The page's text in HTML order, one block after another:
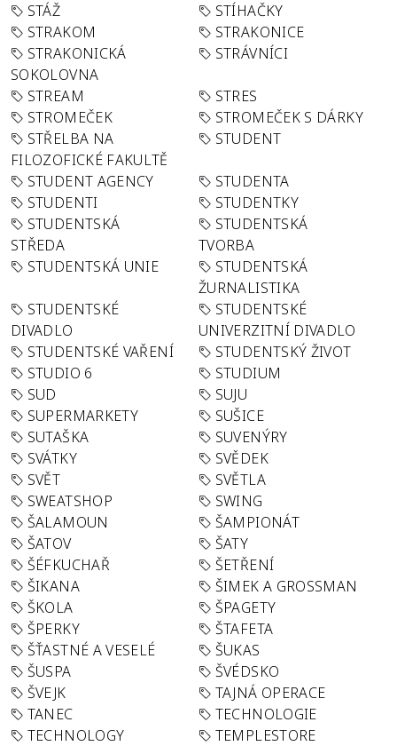
STÁŽ
STÍHAČKY
STRAKOM
STRAKONICE
STRAKONICKÁ
SOKOLOVNA
STRÁVNÍCI
STREAM
STRES
STROMEČEK
STROMEČEK S DÁRKY
STŘELBA NA
FILOZOFICKÉ FAKULTĚ
STUDENT
STUDENT AGENCY
STUDENTA
STUDENTI
STUDENTKY
STUDENTSKÁ
STŘEDA
STUDENTSKÁ
TVORBA
STUDENTSKÁ UNIE
STUDENTSKÁ
ŽURNALISTIKA
STUDENTSKÉ
DIVADLO
STUDENTSKÉ
UNIVERZITNÍ DIVADLO
STUDENTSKÉ VAŘENÍ
STUDENTSKÝ ŽIVOT
STUDIO 6
STUDIUM
SUD
SUJU
SUPERMARKETY
SUŠICE
SUTAŠKA
SUVENÝRY
SVÁTKY
SVĚDEK
SVĚT
SVĚTLA
SWEATSHOP
SWING
ŠALAMOUN
ŠAMPIONÁT
ŠATOV
ŠATY
ŠÉFKUCHAŘ
ŠETŘENÍ
ŠIKANA
ŠIMEK A GROSSMAN
ŠKOLA
ŠPAGETY
ŠPERKY
ŠTAFETA
ŠŤASTNÉ A VESELÉ
ŠUKAS
ŠUSPA
ŠVÉDSKO
ŠVEJK
TAJNÁ OPERACE
TANEC
TECHNOLOGIE
TECHNOLOGY
TEMPLESTORE